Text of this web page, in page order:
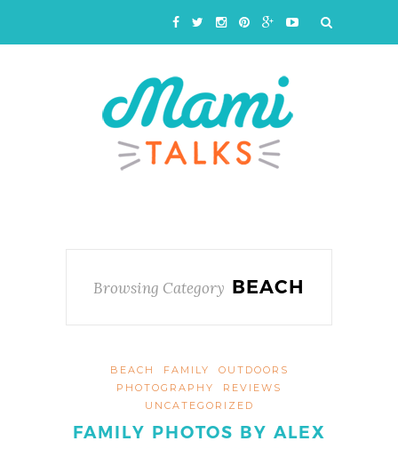
Browsing Category BEACH
BEACH FAMILY
OUTDOORS
PHOTOGRAPHY
REVIEWS
UNCATEGORIZED
FAMILY PHOTOS BY ALEX